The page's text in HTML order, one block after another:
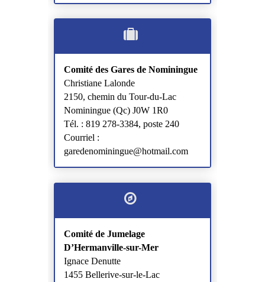
Comité des Gares de Nominingue
Christiane Lalonde
2150, chemin du Tour-du-Lac
Nominingue (Qc) J0W 1R0
Tél. : 819 278-3384, poste 240
Courriel :
garedenominingue@hotmail.com
Comité de Jumelage
D’Hermanville-sur-Mer
Ignace Denutte
1455 Bellerive-sur-le-Lac